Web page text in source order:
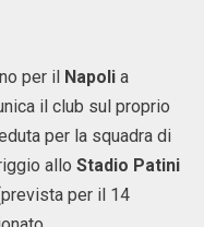
per il Napoli a
il club sul proprio
per la squadra di
allo Stadio Patini
per il 14